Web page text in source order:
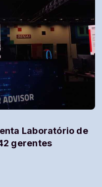
Laboratório de
gerentes